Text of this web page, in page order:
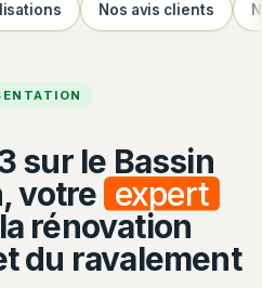
Nos avis clients
sur le Bassin
votre expert
rénovation
du ravalement